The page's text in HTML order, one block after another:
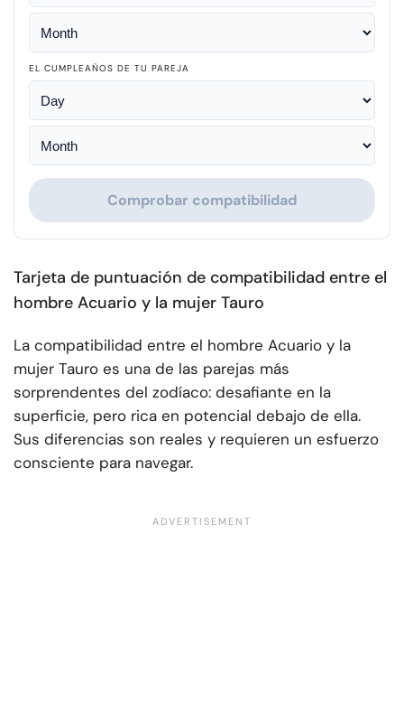
EL CUMPLEAÑOS DE TU PAREJA
Comprobar compatibilidad
Tarjeta de puntuación de compatibilidad entre el
hombre Acuario y la mujer Tauro
La compatibilidad entre el hombre Acuario y la
mujer Tauro es una de las parejas más
sorprendentes del zodíaco: desafiante en la
superficie, pero rica en potencial debajo de ella.
Sus diferencias son reales y requieren un esfuerzo
consciente para navegar.